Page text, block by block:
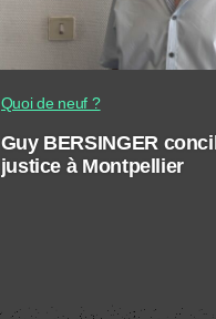
Quoi de neuf ?
Guy BERSINGER
justice à Montpellier